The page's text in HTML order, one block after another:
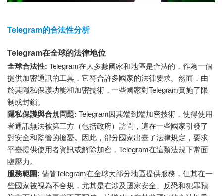
Telegram的合法性分析
Telegram在全球的法律地位
全球合法性: Telegram在大多數國家和地區是合法的，作為一個
提供加密通訊的工具，它符合許多國家的法律要求。然而，由
於其隱私保護功能和加密技術，一些國家對Telegram實施了限
制或封鎖。
隱私保護與合規問題: Telegram因其端到端加密技術，使得使用
者通訊無法被第三方（包括政府）訪問，這在一些國家引發了
對安全和監管的擔憂。因此，部分國家出臺了法律規定，要求
平臺提供使用者資訊或解除加密，Telegram在這類法規下常面
臨壓力。
服務範圍: 儘管Telegram在全球大部分地區提供服務，但其在一
些國家被視為不合規，尤其是在涉及國家安全、反恐和犯罪預